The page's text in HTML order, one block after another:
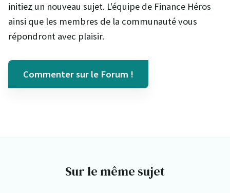
initiez un nouveau sujet. L'équipe de Finance Héros
ainsi que les membres de la communauté vous
répondront avec plaisir.
Commenter sur le Forum !
Sur le même sujet